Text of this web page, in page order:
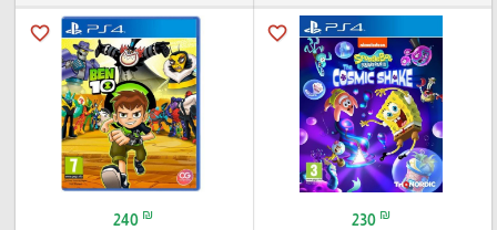
favorite_border
230 ₪
favorite_border
240 ₪